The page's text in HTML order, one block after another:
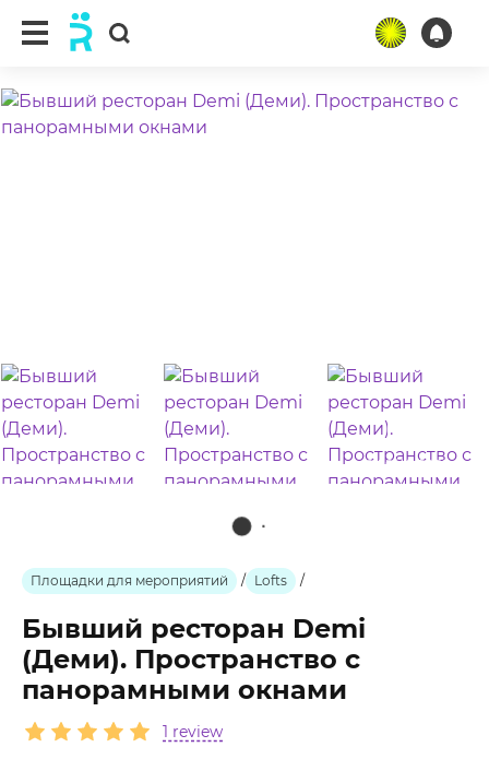
ещё 24 фото
Площадки для мероприятий / Lofts /
Бывший ресторан Demi
(Деми). Пространство с
панорамными окнами
1 review